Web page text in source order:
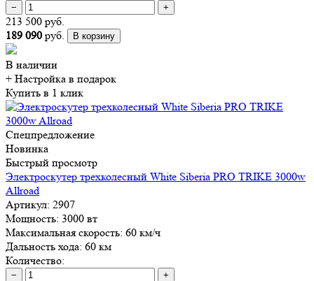
− +
213 500 руб.
189 090 руб. В корзину
В наличии
+ Настройка в подарок
Купить в 1 клик
Спецпредложение
Новинка
Быстрый просмотр
Электроскутер трехколесный White Siberia PRO TRIKE 3000w
Allroad
Артикул: 2907
Мощность: 3000 вт
Максимальная скорость: 60 км/ч
Дальность хода: 60 км
Количество:
− +